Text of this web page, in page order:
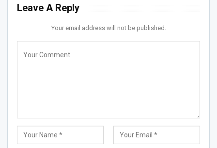
Leave A Reply
Your email address will not be published.